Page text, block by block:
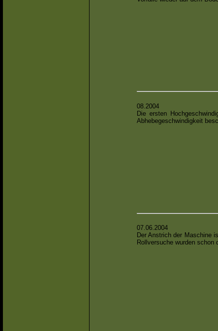
08.2004
Die ersten
Abhebegeschwindigkeit
07.06.2004
Der Anstrich der Maschine
Rollversuche wurden schon